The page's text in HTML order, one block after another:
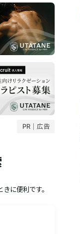
PR｜広告
に便利です。